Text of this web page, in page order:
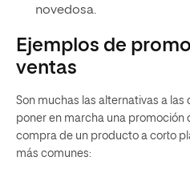
novedosa.
Ejemplos de
ventas
Son muchas las alternativas a
poner en marcha una promoción
compra de un producto a corto
más comunes: